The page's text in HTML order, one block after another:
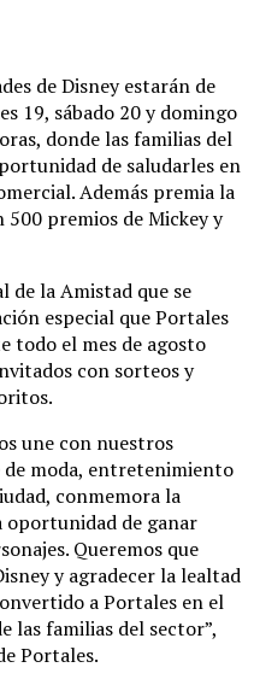
de Disney estarán de
19, sábado 20 y domingo
donde las familias del
de saludarles en
Además premia la
premios de Mickey y
de la Amistad que se
especial que Portales
todo el mes de agosto
con sorteos y
une con nuestros
moda, entretenimiento
conmemora la
oportunidad de ganar
Queremos que
y agradecer la lealtad
a Portales en el
las familias del sector”,
Portales.